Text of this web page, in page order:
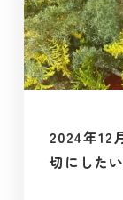
2024年12
切にしたい